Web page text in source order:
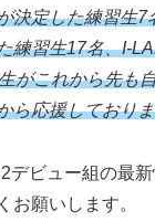
決定した練習生7
練習生17名、I-
がこれから先も
ら応援しておりま
デビュー組の最
お願いします。